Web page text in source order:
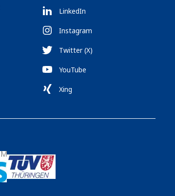
LinkedIn
Instagram
Twitter (X)
YouTube
Xing